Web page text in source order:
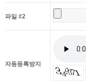
파일 #2
자동등록방지